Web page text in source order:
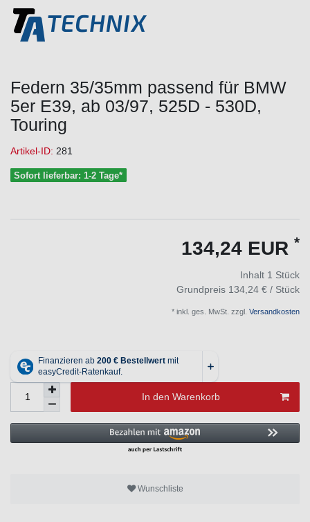
Federn 35/35mm passend für BMW
5er E39, ab 03/97, 525D - 530D,
Touring
Artikel-ID: 281
Sofort lieferbar: 1-2 Tage*
134,24 EUR *
Inhalt 1 Stück
Grundpreis 134,24 € / Stück
* inkl. ges. MwSt. zzgl. Versandkosten
In den Warenkorb
Wunschliste